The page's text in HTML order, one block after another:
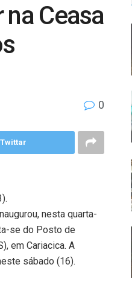
Ceasa
0
Twittar
nesta quarta-
se do Posto de
em Cariacica. A
sábado (16).